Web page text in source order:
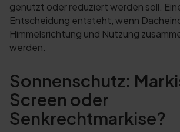
genutzt oder reduziert werden soll.
Entscheidung entsteht, wenn
Himmelsrichtung und Nutzung
werden.
Sonnenschutz:
Screen oder
Senkrechtmarkise?